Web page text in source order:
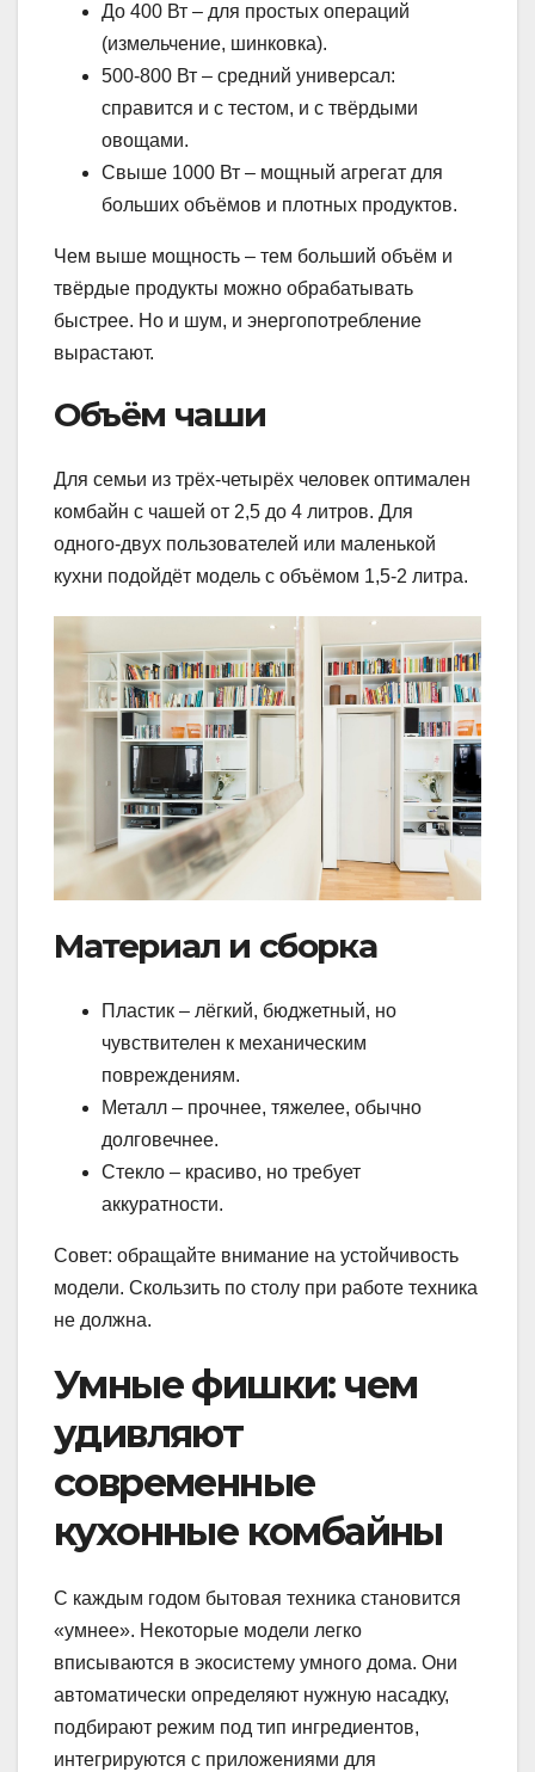
До 400 Вт – для простых операций
(измельчение, шинковка).
500-800 Вт – средний универсал:
справится и с тестом, и с твёрдыми
овощами.
Свыше 1000 Вт – мощный агрегат для
больших объёмов и плотных продуктов.
Чем выше мощность – тем больший объём и
твёрдые продукты можно обрабатывать
быстрее. Но и шум, и энергопотребление
вырастают.
Объём чаши
Для семьи из трёх-четырёх человек оптимален
комбайн с чашей от 2,5 до 4 литров. Для
одного-двух пользователей или маленькой
кухни подойдёт модель с объёмом 1,5-2 литра.
Материал и сборка
Пластик – лёгкий, бюджетный, но
чувствителен к механическим
повреждениям.
Металл – прочнее, тяжелее, обычно
долговечнее.
Стекло – красиво, но требует
аккуратности.
Совет: обращайте внимание на устойчивость
модели. Скользить по столу при работе техника
не должна.
Умные фишки: чем
удивляют
современные
кухонные комбайны
С каждым годом бытовая техника становится
«умнее». Некоторые модели легко
вписываются в экосистему умного дома. Они
автоматически определяют нужную насадку,
подбирают режим под тип ингредиентов,
интегрируются с приложениями для